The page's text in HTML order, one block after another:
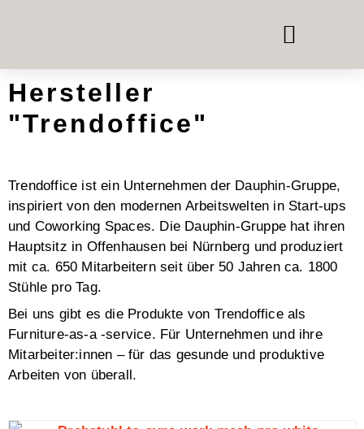
Hersteller
"Trendoffice"
Trendoffice ist ein Unternehmen der Dauphin-Gruppe,
inspiriert von den modernen Arbeitswelten in Start-ups
und Coworking Spaces. Die Dauphin-Gruppe hat ihren
Hauptsitz in Offenhausen bei Nürnberg und produziert
mit ca. 650 Mitarbeitern seit über 50 Jahren ca. 1800
Stühle pro Tag.
Bei uns gibt es die Produkte von Trendoffice als
Furniture-as-a -service. Für Unternehmen und ihre
Mitarbeiter:innen – für das gesunde und produktive
Arbeiten von überall.